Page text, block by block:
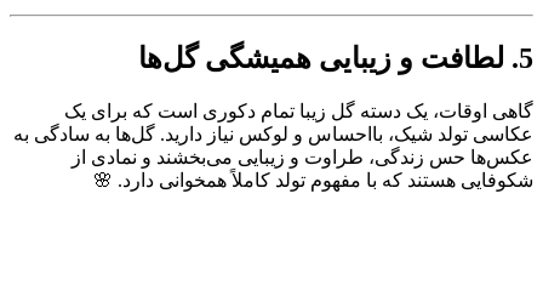
5. لطافت و زیبایی همیشگی گل‌ها
گاهی اوقات، یک دسته گل زیبا تمام دکوری است که برای یک
عکاسی تولد شیک، بااحساس و لوکس نیاز دارید. گل‌ها به سادگی به
عکس‌ها حس زندگی، طراوت و زیبایی می‌بخشند و نمادی از
شکوفایی هستند که با مفهوم تولد کاملاً همخوانی دارد. 🌸